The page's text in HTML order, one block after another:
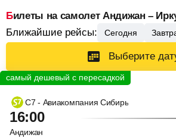
Билеты на самолет Андижан –
Ближайшие рейсы:
Сегодня
Выберите
С7 - Авиакомпания Сибирь
16:00
Андижан